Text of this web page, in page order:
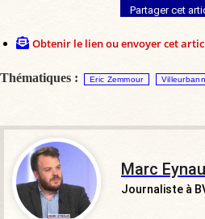
Partager cet
Obtenir le lien ou envoyer cet
Thématiques : Eric Zemmour
Marc
Journaliste à